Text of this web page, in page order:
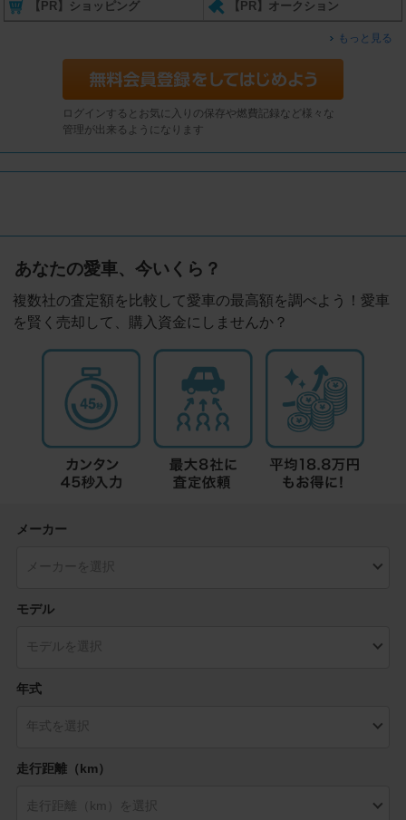
【PR】ショッピング 【PR】オークション
もっと見る
ログインするとお気に入りの保存や燃費記録など様々な
管理が出来るようになります
あなたの愛車、今いくら？
複数社の査定額を比較して愛車の最高額を調べよう！愛車
を賢く売却して、購入資金にしませんか？
メーカー
モデル
年式
走行距離（km）